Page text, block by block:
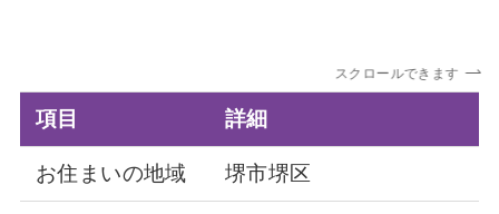
スクロールできます
項目 詳細
お住まいの地域 堺市堺区